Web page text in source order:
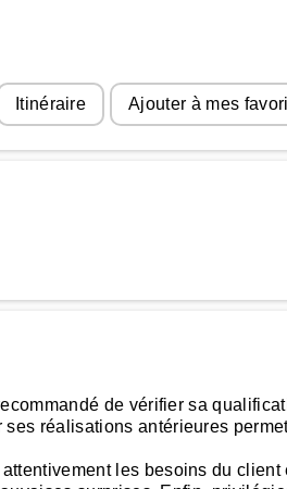
Itinéraire Ajouter à mes
de vérifier sa
réalisations antérieures
les besoins du